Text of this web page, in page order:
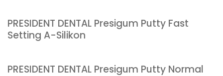
PRESIDENT DENTAL Presigum Putty Fast
Setting A-Silikon
PRESIDENT DENTAL Presigum Putty Normal